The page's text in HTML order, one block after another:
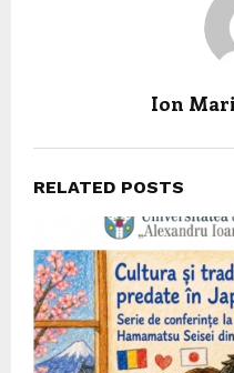
Ion
RELATED POSTS